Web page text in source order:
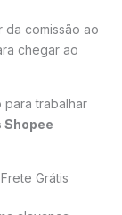
da comissão ao
chegar ao
para trabalhar
Grátis